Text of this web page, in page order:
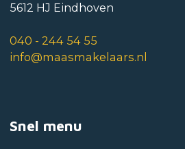
5612 HJ Eindhoven
040 - 244 54 55
info@maasmakelaars.nl
Snel menu